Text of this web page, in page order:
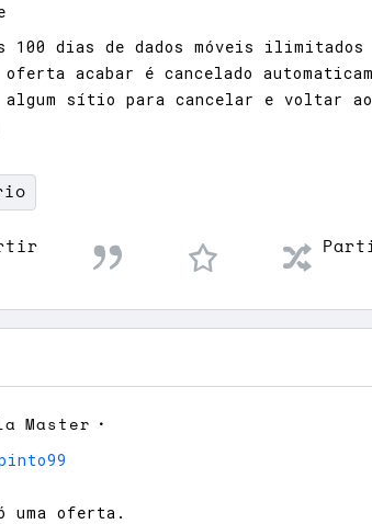
100 dias de dados móveis
oferta acabar é cancelado
algum sítio para cancelar e voltar
Master
uma oferta.